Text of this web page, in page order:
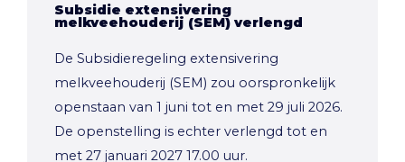
Subsidie extensivering
melkveehouderij (SEM) verlengd
De Subsidieregeling extensivering
melkveehouderij (SEM) zou oorspronkelijk
openstaan van 1 juni tot en met 29 juli 2026.
De openstelling is echter verlengd tot en
met 27 januari 2027 17.00 uur.